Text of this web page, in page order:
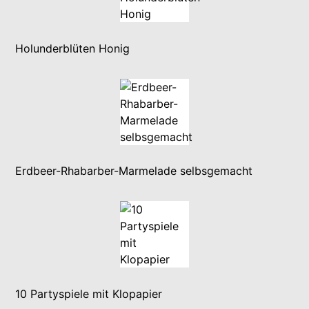
Holunderblüten Honig
Erdbeer-Rhabarber-Marmelade selbsgemacht
10 Partyspiele mit Klopapier